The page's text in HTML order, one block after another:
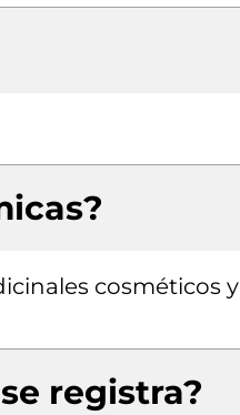
cosméticos y
registra?